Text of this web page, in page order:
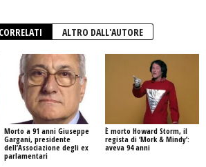
ALTRO DALL'AUTORE
Morto a 91 anni Giuseppe
Gargani, presidente
dell’Associazione degli ex
parlamentari
È morto Howard Storm, il
regista di ‘Mork & Mindy’:
aveva 94 anni